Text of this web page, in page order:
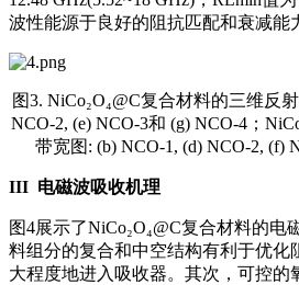
波性能源于良好的阻抗匹配和衰减能
图3. NiCo₂O₄@C复合材料的三维反
NCO-2, (e) NCO-3和 (g) NCO-4；
带宽图: (b) NCO-1, (d) NCO-2, (f)
III 电磁波吸收机理
图4展示了NiCo₂O₄@C复合材料的
料组分的复合和中空结构有利于优化
大程度地进入吸收器。其次，可控的